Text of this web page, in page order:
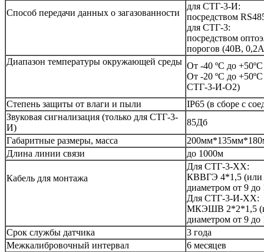
Способ передачи данных о загазованности
для СТГ-3-И:
посредством
для СТГ-3:
посредством
порогов (40В,
Диапазон температуры окружающей среды От -40 ºС до +50ºС
От -20 ºС до
СТГ-3-И-О2)
Степень защиты от влаги и пыли
IP65 (в сборе с
Звуковая сигнализация (только для СТГ-3-
И)
85Дб
Габаритные размеры, масса
Длина линии связи
до 1000м
Кабель для монтажа
Для СТГ-3-ХХ:
КВВГЭ 4*1,5 (или
диаметром от 9
Для СТГ-3-И-ХХ:
МКЭШВ 2*2*1,5
диаметром от 9
Срок службы датчика
3 года
Межкалибровочный интервал
6 месяцев